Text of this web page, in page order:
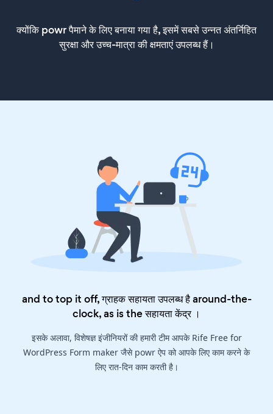
क्योंकि powr पैमाने के लिए बनाया गया है, इसमें सबसे उन्नत अंतर्निहित
सुरक्षा और उच्च-मात्रा की क्षमताएं उपलब्ध हैं।
and to top it off, ग्राहक सहायता उपलब्ध है around-the-
clock, as is theसहायता केंद्र।
इसके अलावा, विशेषज्ञ इंजीनियरों की हमारी टीम आपके Rife Free for
WordPress Form maker जैसे powr ऐप को आपके लिए काम करने के
लिए रात-दिन काम करती है।